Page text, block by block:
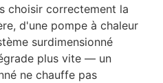
choisir correctement la
d'une pompe à chaleur
surdimensionné
plus vite — un
ne chauffe pas